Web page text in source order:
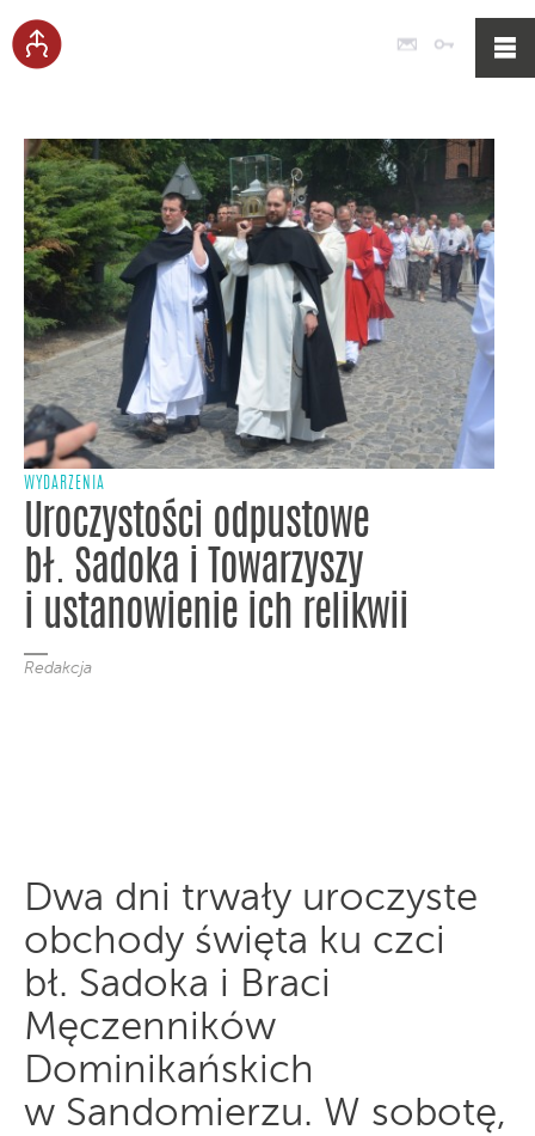
Poczta
WYDARZENIA
Uroczystości odpustowe
bł. Sadoka i Towarzyszy
i ustanowienie ich relikwii
Redakcja
Dwa dni trwały uroczyste
obchody święta ku czci
bł. Sadoka i Braci
Męczenników
Dominikańskich
w Sandomierzu. W sobotę,